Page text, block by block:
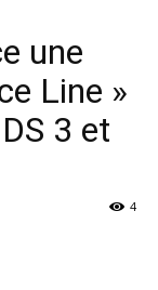
une
Line »
3 et
4